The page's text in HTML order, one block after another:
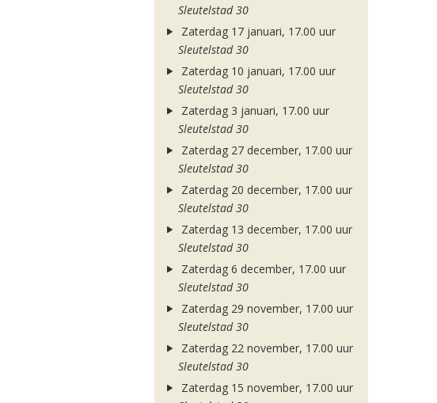
Sleutelstad 30
Zaterdag 17 januari, 17.00 uur
Sleutelstad 30
Zaterdag 10 januari, 17.00 uur
Sleutelstad 30
Zaterdag 3 januari, 17.00 uur
Sleutelstad 30
Zaterdag 27 december, 17.00 uur
Sleutelstad 30
Zaterdag 20 december, 17.00 uur
Sleutelstad 30
Zaterdag 13 december, 17.00 uur
Sleutelstad 30
Zaterdag 6 december, 17.00 uur
Sleutelstad 30
Zaterdag 29 november, 17.00 uur
Sleutelstad 30
Zaterdag 22 november, 17.00 uur
Sleutelstad 30
Zaterdag 15 november, 17.00 uur